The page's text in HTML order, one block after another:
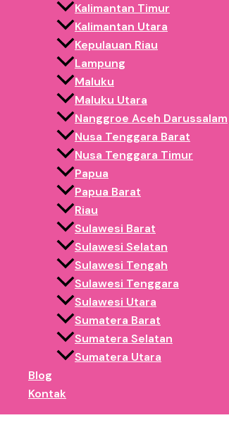
Kalimantan Timur
Kalimantan Utara
Kepulauan Riau
Lampung
Maluku
Maluku Utara
Nanggroe Aceh Darussalam
Nusa Tenggara Barat
Nusa Tenggara Timur
Papua
Papua Barat
Riau
Sulawesi Barat
Sulawesi Selatan
Sulawesi Tengah
Sulawesi Tenggara
Sulawesi Utara
Sumatera Barat
Sumatera Selatan
Sumatera Utara
Blog
Kontak
Istana Balon 8X12
Istana Balon Ukuran Custom
Testimoni Klien
Marketing Manager PT Energi Terang
“Balon.co.id benar-benar membantu
waktu. Profesional banget!”